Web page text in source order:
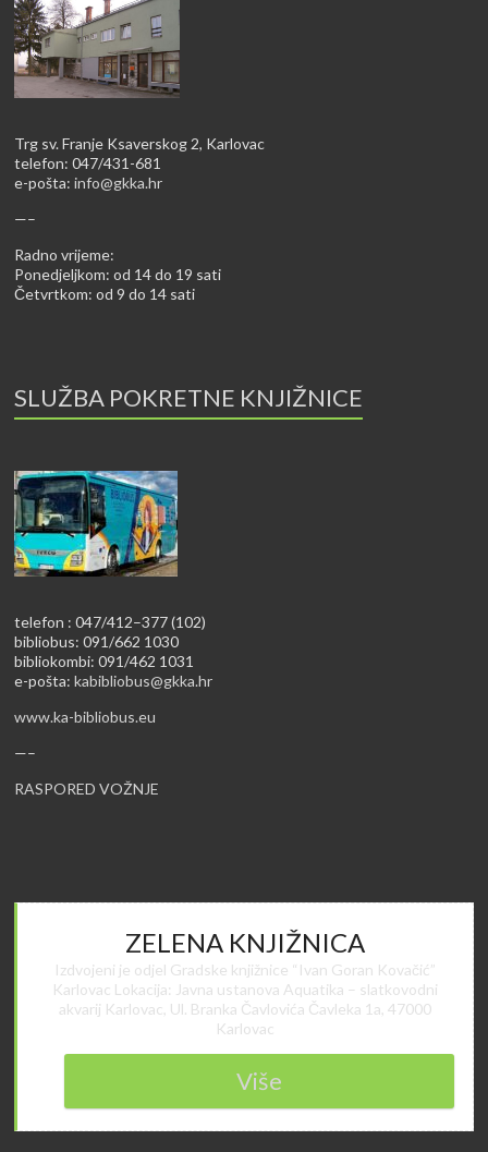
Trg sv. Franje Ksaverskog 2, Karlovac
telefon: 047/431-681
e-pošta:info@gkka.hr
—–
Radno vrijeme:
Ponedjeljkom: od 14 do 19 sati
Četvrtkom: od 9 do 14 sati
SLUŽBA POKRETNE KNJIŽNICE
telefon : 047/412–377 (102)
bibliobus: 091/662 1030
bibliokombi: 091/462 1031
e-pošta:kabibliobus@gkka.hr
www.ka-bibliobus.eu
—–
RASPORED VOŽNJE
ZELENA KNJIŽNICA
Izdvojeni je odjel Gradske knjižnice “Ivan Goran Kovačić”
Karlovac Lokacija: Javna ustanova Aquatika – slatkovodni
akvarij Karlovac, Ul. Branka Čavlovića Čavleka 1a, 47000
Karlovac
Više